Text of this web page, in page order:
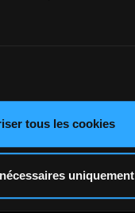
tous les cookies
uniquement
€